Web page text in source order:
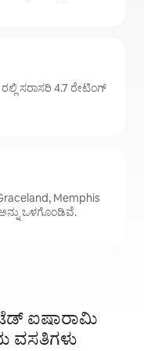
ಸರಾಸರಿ 4.7 ರೇಟಿಂಗ್
Memphis
ಒಳಗೊಂಡಿವೆ.
ಐಷಾರಾಮಿ
ವಸತಿಗಳು